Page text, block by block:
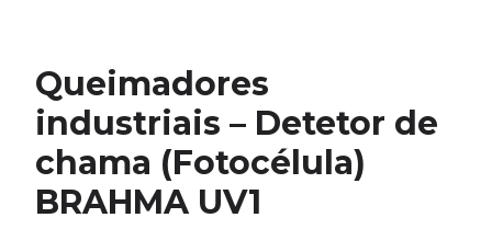
Queimadores
industriais – Detetor de
chama (Fotocélula)
BRAHMA UV1